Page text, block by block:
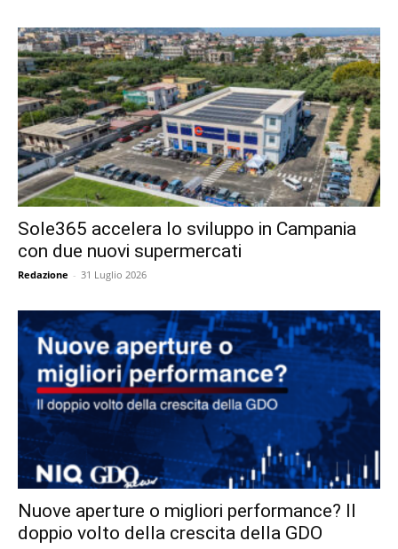
Sole365 accelera lo sviluppo in Campania
con due nuovi supermercati
Redazione - 31 Luglio 2026
Nuove aperture o migliori performance? Il
doppio volto della crescita della GDO